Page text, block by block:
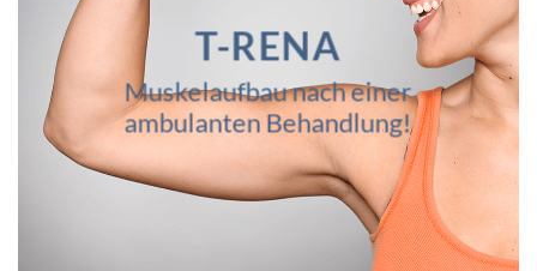
T-RENA
Muskelaufbau nach einer
ambulanten Behandlung!